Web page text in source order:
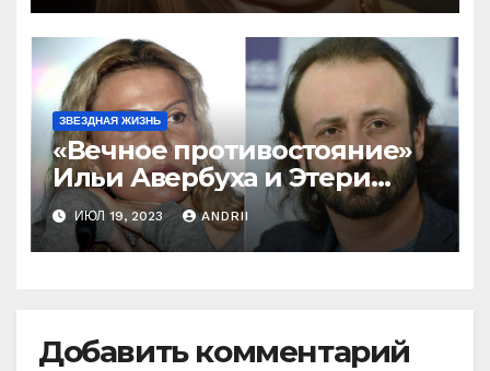
ЗВЕЗДНАЯ ЖИЗНЬ
«Вечное противостояние»
Ильи Авербуха и Этери
Тутберидзе. Кто же
«перетянет одеяло» на
себя
ИЮЛ 19, 2023 ANDRII
Добавить комментарий